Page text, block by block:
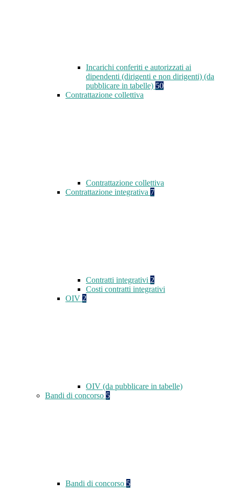
Incarichi conferiti e autorizzati ai
dipendenti (dirigenti e non dirigenti) (da
pubblicare in tabelle) 50
Contrattazione collettiva
Contrattazione collettiva
Contrattazione integrativa 7
Contratti integrativi 2
Costi contratti integrativi
OIV 2
OIV (da pubblicare in tabelle)
Bandi di concorso 5
Bandi di concorso 5